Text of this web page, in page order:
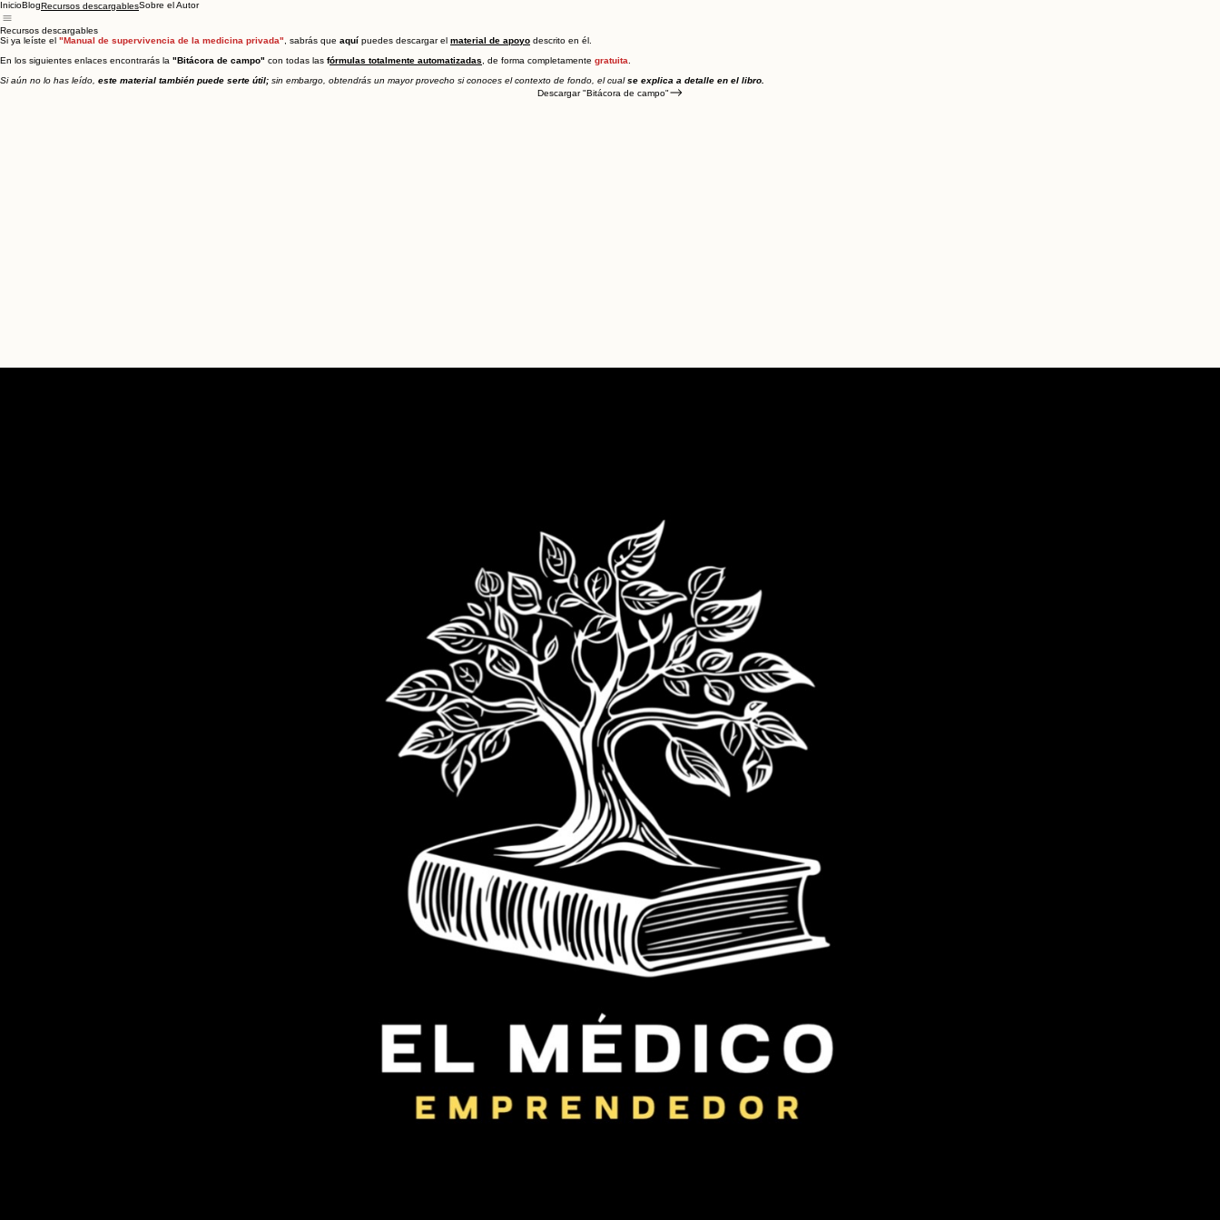
InicioBlogRecursos descargablesSobre el Autor
Recursos descargables
Si ya leíste el "Manual de supervivencia de la medicina privada" , sabrás que aquí puedes descargar el material de apoyo descrito en él.
En los siguientes enlaces encontrarás la "Bitácora de campo" con todas las fórmulas totalmente automatizadas , de forma completamente gratuita
Si aún no lo has leído, este material también puede serte útil; sin embargo, obtendrás un mayor provecho si conoces el contexto de fondo, el cualse explica a detalle en el libro.
Descargar "Bitácora de campo"